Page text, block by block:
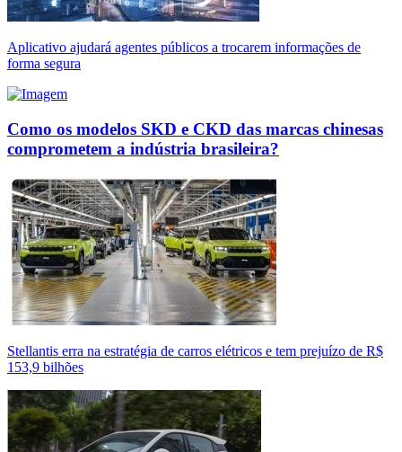
Aplicativo ajudará agentes públicos a trocarem informações de
forma segura
Como os modelos SKD e CKD das marcas chinesas
comprometem a indústria brasileira?
Stellantis erra na estratégia de carros elétricos e tem prejuízo de R$
153,9 bilhões